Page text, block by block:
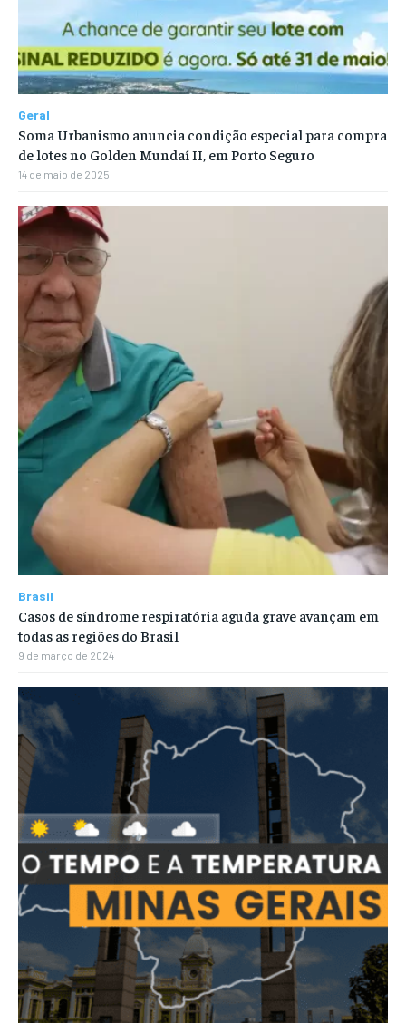
Geral
Soma Urbanismo anuncia condição especial para compra
de lotes no Golden Mundaí II, em Porto Seguro
14 de maio de 2025
Brasil
Casos de síndrome respiratória aguda grave avançam em
todas as regiões do Brasil
9 de março de 2024